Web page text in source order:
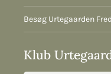
Besøg Urtegaarden
Klub